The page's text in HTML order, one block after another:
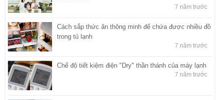
7 năm trước
Cách sắp thức ăn thông minh để chứa được nhiều đồ
trong tủ lạnh
7 năm trước
Chế độ tiết kiệm điện "Dry" thần thánh của máy lạnh
7 năm trước